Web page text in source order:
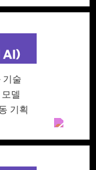
AI)
기술
델
기획